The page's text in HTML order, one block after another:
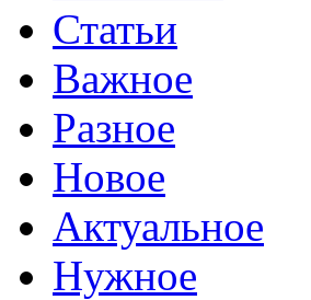
Статьи
Важное
Разное
Новое
Актуальное
Нужное